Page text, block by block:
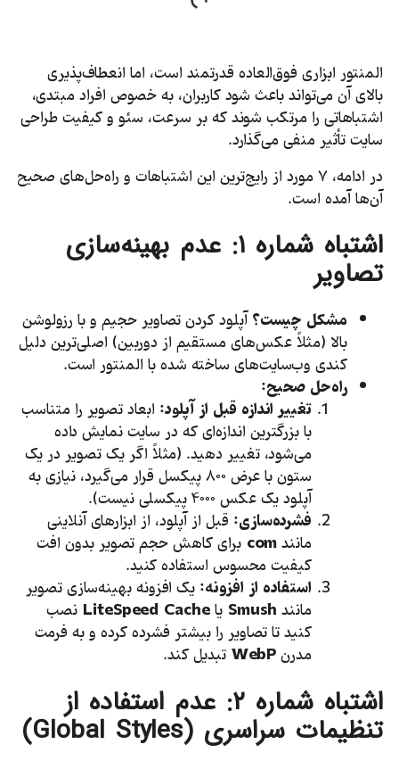
المنتور ابزاری فوق‌العاده قدرتمند است، اما انعطاف‌پذیری
بالای آن می‌تواند باعث شود کاربران، به خصوص افراد مبتدی،
اشتباهاتی را مرتکب شوند که بر سرعت، سئو و کیفیت طراحی
سایت تأثیر منفی می‌گذارد.
در ادامه، ۷ مورد از رایج‌ترین این اشتباهات و راه‌حل‌های صحیح
آن‌ها آمده است.
اشتباه شماره۱: عدم بهینه‌سازی
تصاویر
مشکل چیست؟آپلود کردن تصاویر حجیم و با رزولوشن
بالا (مثلاً عکس‌های مستقیم از دوربین) اصلی‌ترین دلیل
کندی وب‌سایت‌های ساخته شده با المنتور است.
راه‌حل صحیح:
تغییر اندازه قبل از آپلود: ابعاد تصویر را متناسب
با بزرگترین اندازه‌ای که در سایت نمایش داده
می‌شود، تغییر دهید. (مثلاً اگر یک تصویر در یک
ستون با عرض ۸۰۰ پیکسل قرار می‌گیرد، نیازی به
آپلود یک عکس ۴۰۰۰ پیکسلی نیست).
فشرده‌سازی: قبل از آپلود، از ابزارهای آنلاینی
مانندcom برای کاهش حجم تصویر بدون افت
کیفیت محسوس استفاده کنید.
استفاده از افزونه:یک افزونه بهینه‌سازی تصویر
مانندSmush یاLiteSpeed Cacheنصب
کنید تا تصاویر را بیشتر فشرده کرده و به فرمت
مدرنWebPتبدیل کند.
اشتباه شماره۲: عدم استفاده از
تنظیمات سراسری (Global Styles
)